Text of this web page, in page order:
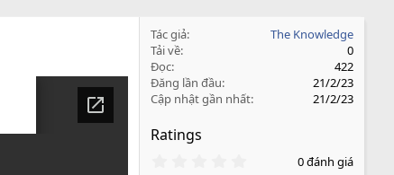
Tác giả
The Knowledge
Tải về
0
Đọc
422
Đăng lần đầu
21/2/23
Cập nhật gần nhất
21/2/23
Ratings
0 đánh giá